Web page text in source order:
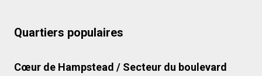
Quartiers populaires
Cœur de Hampstead / Secteur du boulevard